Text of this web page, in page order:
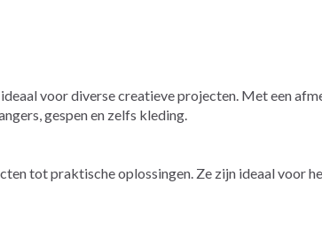
voor diverse creatieve projecten. Met een
gespen en zelfs kleding.
tot praktische oplossingen. Ze zijn ideaal voor